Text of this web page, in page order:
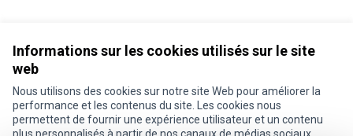
Informations sur les cookies utilisés sur le site
web
Nous utilisons des cookies sur notre site Web pour améliorer la
performance et les contenus du site. Les cookies nous
permettent de fournir une expérience utilisateur et un contenu
Conditions d'utilisation
Paramètres des cookies
Je participe ! sur X
Je participe ! sur Facebook
Je participe ! sur Instagram